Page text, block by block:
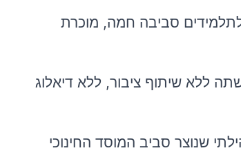
לתלמידים סביבה חמה, מוכרת
ללא שיתוף ציבור, ללא דיאלוג
שנוצר סביב המוסד החינוכי